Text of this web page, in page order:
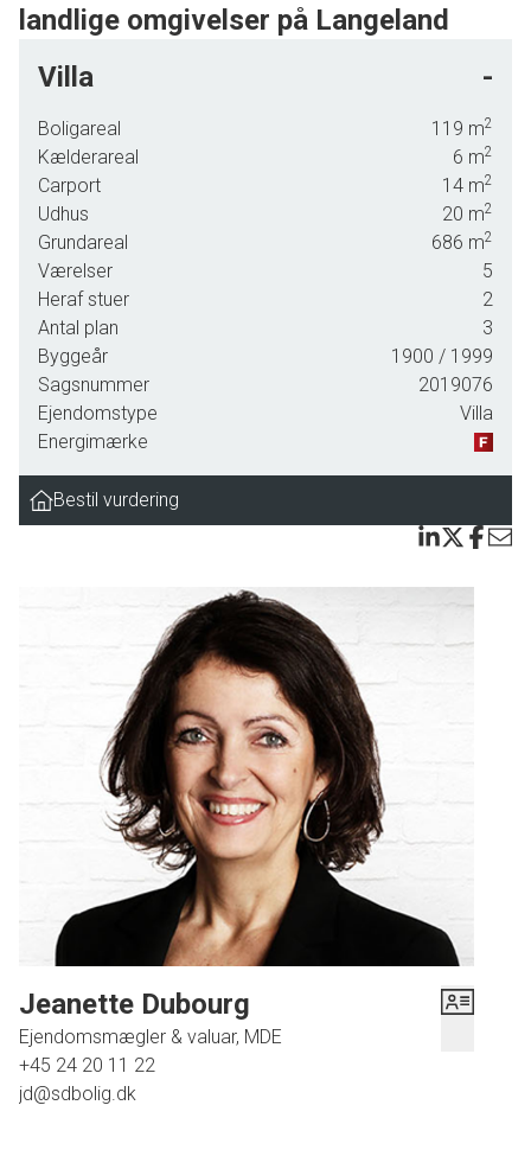
landlige omgivelser på Langeland
Rådyr og fuglekvidder i baghaven, masser af frisk Langelandsluft og udsigt over de åbne
charmerende ejendom her på Bøstrup Strandvej 16.
Som vejnavnet afslører, ligger huset ikke langt fra vandet, og du er derfor aldrig længere
Boligen er løbende blevet opdateret - af de seneste tiltag kan det eksempelvis fremhæves,
at her er blevet indsat en brændeovn, som understreger husets charmerende atmosfære.
Haven ligger som en ganske uforstyrret oase bag ejendommen, og da den er helt
aflukket, kan små børn og hunde ikke begive sig afsted på egne eventyr.
Kunne du tænke dig at se nærmere på det hele? Så kontakt os allerede i dag på tlf.
Villa -
Boligareal 119 m2
Kælderareal 6 m2
Carport 14 m2
Udhus 20 m2
Grundareal 686 m2
Værelser
5
Heraf stuer
2
Antal plan
3
Byggeår
1900 / 1999
Sagsnummer
2019076
Ejendomstype
Villa
Energimærke
Bestil vurdering
Jeanette Dubourg
Ejendomsmægler & valuar, MDE
+45 24 20 11 22
jd@sdbolig.dk